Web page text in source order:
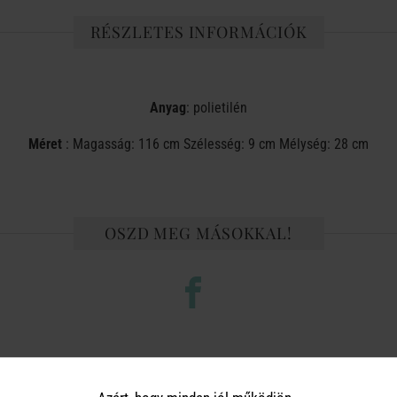
RÉSZLETES INFORMÁCIÓK
Anyag: polietilén
Méret : Magasság: 116 cm Szélesség: 9 cm Mélység: 28 cm
OSZD MEG MÁSOKKAL!